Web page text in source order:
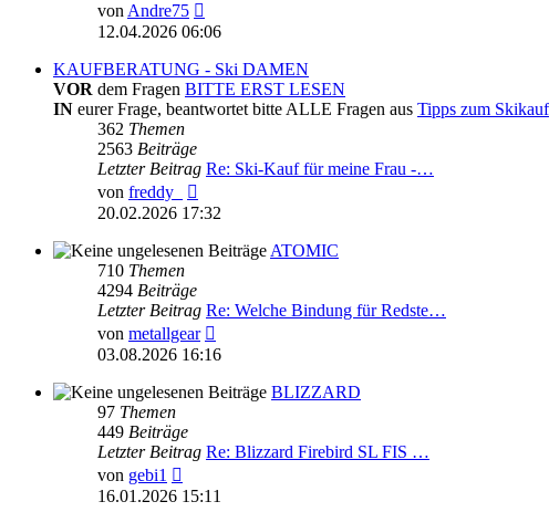
von Andre75
Beitrag
12.04.2026 06:06
KAUFBERATUNG - Ski DAMEN
VOR dem Fragen BITTE ERST LESEN
IN eurer Frage, beantwortet bitte ALLE Fragen aus Tipps zum Skikauf
362 Themen
2563 Beiträge
Letzter Beitrag Re: Ski-Kauf für meine Frau -…
von freddy_
Beitrag
20.02.2026 17:32
ATOMIC
710 Themen
4294 Beiträge
Letzter Beitrag Re: Welche Bindung für Redste…
von metallgear
Beitrag
03.08.2026 16:16
BLIZZARD
97 Themen
449 Beiträge
Letzter Beitrag Re: Blizzard Firebird SL FIS …
von gebi1
Beitrag
16.01.2026 15:11